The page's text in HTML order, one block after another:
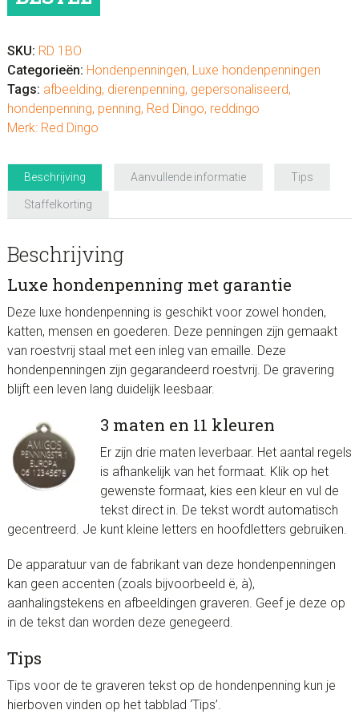
aantal
SKU: RD 1BO
Categorieën: Hondenpenningen, Luxe hondenpenningen
Tags: afbeelding, dierenpenning, gepersonaliseerd,
hondenpenning, penning, Red Dingo, reddingo
Merk: Red Dingo
Beschrijving Aanvullende informatie Tips
Staffelkorting
Beschrijving
Luxe hondenpenning met garantie
Deze luxe hondenpenning is geschikt voor zowel honden,
katten, mensen en goederen. Deze penningen zijn gemaakt
van roestvrij staal met een inleg van emaille. Deze
hondenpenningen zijn gegarandeerd roestvrij. De gravering
blijft een leven lang duidelijk leesbaar.
3 maten en 11 kleuren
Er zijn drie maten leverbaar. Het aantal regels
is afhankelijk van het formaat. Klik op het
gewenste formaat, kies een kleur en vul de
tekst direct in. De tekst wordt automatisch
gecentreerd. Je kunt kleine letters en hoofdletters gebruiken.
De apparatuur van de fabrikant van deze hondenpenningen
kan geen accenten (zoals bijvoorbeeld ë, à),
aanhalingstekens en afbeeldingen graveren. Geef je deze op
in de tekst dan worden deze genegeerd.
Tips
Tips voor de te graveren tekst op de hondenpenning kun je
hierboven vinden op het tabblad ‘Tips’.